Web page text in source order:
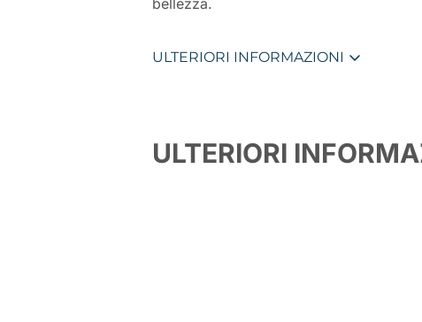
bellezza.
ULTERIORI INFORMAZIONI
ULTERIORI